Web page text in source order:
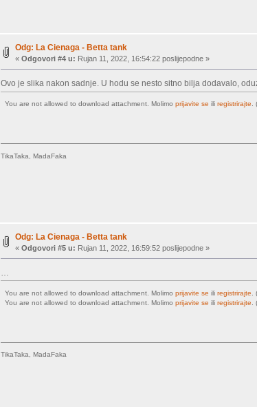
Odg: La Cienaga - Betta tank
«Odgovori #4 u: Rujan 11, 2022, 16:54:22 poslijepodne »
Ovo je slika nakon sadnje. U hodu se nesto sitno bilja dodavalo,
You are not allowed to download attachment. Molimo prijavite se ili registrirajte
TikaTaka, MadaFaka
Odg: La Cienaga - Betta tank
«Odgovori #5 u: Rujan 11, 2022, 16:59:52 poslijepodne »
…
You are not allowed to download attachment. Molimo prijavite se ili registrirajte
You are not allowed to download attachment. Molimo prijavite se ili registrirajte
TikaTaka, MadaFaka